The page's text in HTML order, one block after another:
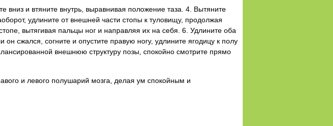
вниз и втяните внутрь, выравнивая положение таза. 4. Вытяните
удлините от внешней части стопы к туловищу, продолжая
вытягивая пальцы ног и направляя их на себя. 6. Удлините оба
сжался, согните и опустите правую ногу, удлините ягодицу к полу
внешнюю структуру позы, спокойно смотрите прямо
и левого полушарий мозга, делая ум спокойным и